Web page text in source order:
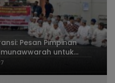
Pesan Pimpinan
untuk